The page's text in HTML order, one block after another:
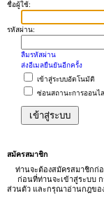
ชื่อผู้ใช้:
รหัสผ่าน:
ลืมรหัสผ่าน
ส่งอีเมลยืนยันอีกครั้ง
เข้าสู่ระบบอัตโนมัติ
ซ่อนสถานะการออนไ
สมัครสมาชิก
ท่านจะต้องสมัครสมาชิกก่อ
ก่อนที่ท่านจะเข้าสู่ระบบ ก
ส่วนตัว และกรุณาอ่านกฎขอ